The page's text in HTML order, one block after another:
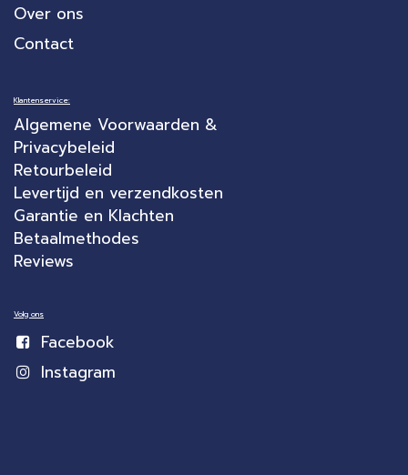
Over ons
Contact
Klantenservice:
Algemene Voorwaarden &
Privacybeleid
Retourbeleid
Levertijd en verzendkosten
Garantie en Klachten
Betaalmethodes
Reviews
Volg ons
Facebook
Instagram